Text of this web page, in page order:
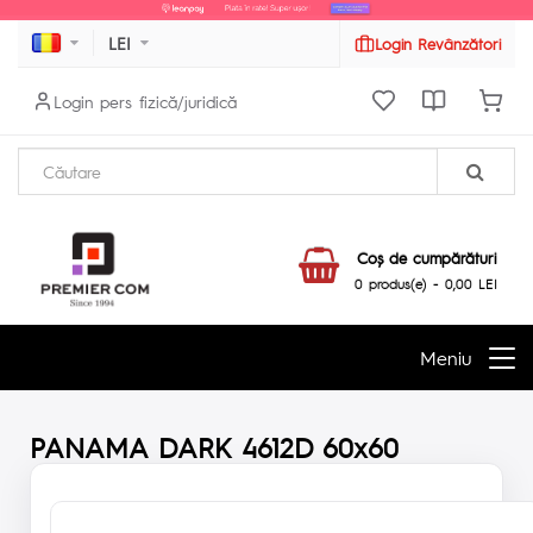
LEI Login Revânzători
Login pers fizică/juridică
Coş de cumpărături
0 produs(e) - 0,00 LEI
Meniu
PANAMA DARK 4612D 60x60